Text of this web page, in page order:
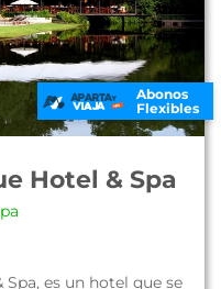
Abonos
Flexibles
Hotel & Spa
es un hotel que se